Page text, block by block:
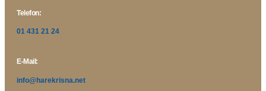
Telefon:
01 431 21 24
E-Mail:
info@harekrisna.net